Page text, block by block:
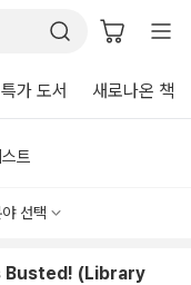
특가 도서 새로나온 책
트
야 선택
Busted! (Library